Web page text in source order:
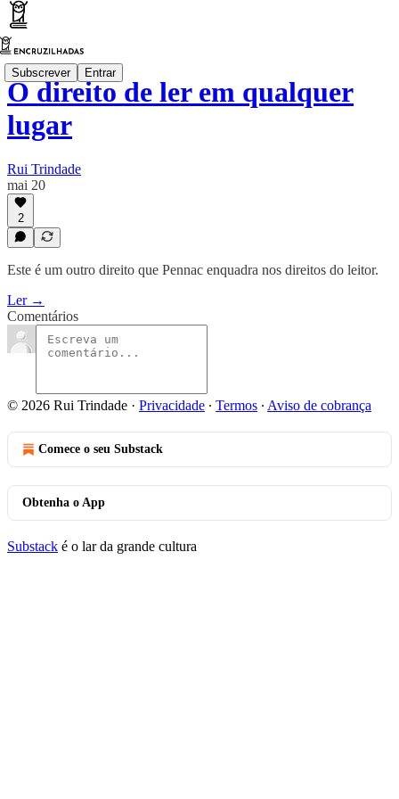
Subscrever Entrar
O direito de ler em qualquer
lugar
Rui Trindade
mai 20
2
Este é um outro direito que Pennac enquadra nos direitos do leitor.
Ler →
Comentários
© 2026 Rui Trindade · Privacidade ∙ Termos ∙ Aviso de cobrança
Comece o seu Substack
Obtenha o App
Substack é o lar da grande cultura